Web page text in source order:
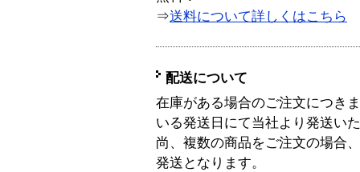
⇒送料について詳しくはこちら
配送について
在庫がある場合のご注文につき
いる発送日にて当社より発送い
尚、複数の商品をご注文の場合
発送となります。